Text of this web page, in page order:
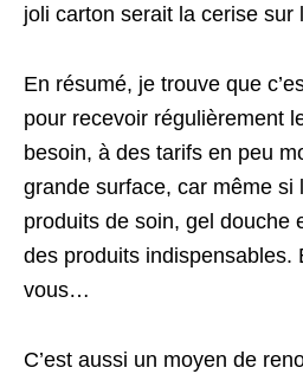
joli carton serait la cerise sur
En résumé, je trouve que
pour recevoir régulièrement
besoin, à des tarifs en peu
grande surface, car même si
produits de soin, gel douche
des produits indispensables.
vous…
C’est aussi un moyen de